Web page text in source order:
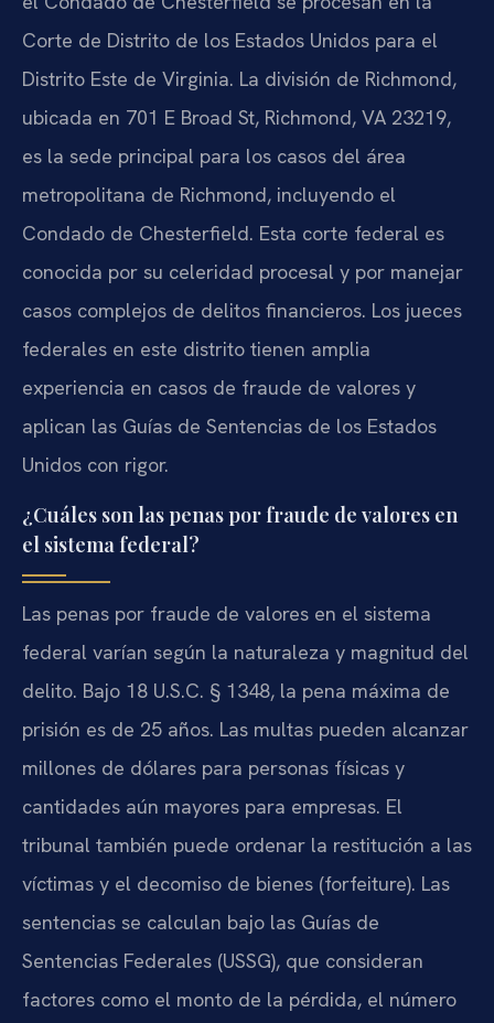
Corte de Distrito de los Estados Unidos para el
Distrito Este de Virginia. La división de Richmond,
ubicada en 701 E Broad St, Richmond, VA 23219,
es la sede principal para los casos del área
metropolitana de Richmond, incluyendo el
Condado de Chesterfield. Esta corte federal es
conocida por su celeridad procesal y por manejar
casos complejos de delitos financieros. Los jueces
federales en este distrito tienen amplia
experiencia en casos de fraude de valores y
aplican las Guías de Sentencias de los Estados
Unidos con rigor.
¿Cuáles son las penas por fraude de valores en
el sistema federal?
Las penas por fraude de valores en el sistema
federal varían según la naturaleza y magnitud del
delito. Bajo 18 U.S.C. § 1348, la pena máxima de
prisión es de 25 años. Las multas pueden alcanzar
millones de dólares para personas físicas y
cantidades aún mayores para empresas. El
tribunal también puede ordenar la restitución a las
víctimas y el decomiso de bienes (forfeiture). Las
sentencias se calculan bajo las Guías de
Sentencias Federales (USSG), que consideran
factores como el monto de la pérdida, el número